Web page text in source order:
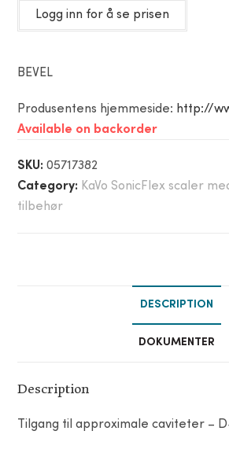
Logg inn for å se prisen
BEVEL
Produsentens hjemmeside: http://
Available on backorder
SKU:05717382
Category: KaVo SonicFlex scaler
tilbehør
DESCRIPTION
DOKUMENTER
Description
Tilgang til approximale caviteter –